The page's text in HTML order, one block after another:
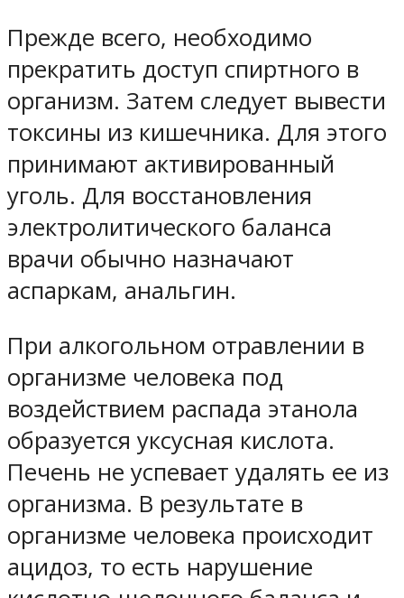
Прежде всего, необходимо
прекратить доступ спиртного в
организм. Затем следует вывести
токсины из кишечника. Для этого
принимают активированный
уголь. Для восстановления
электролитического баланса
врачи обычно назначают
аспаркам, анальгин.
При алкогольном отравлении в
организме человека под
воздействием распада этанола
образуется уксусная кислота.
Печень не успевает удалять ее из
организма. В результате в
организме человека происходит
ацидоз, то есть нарушение